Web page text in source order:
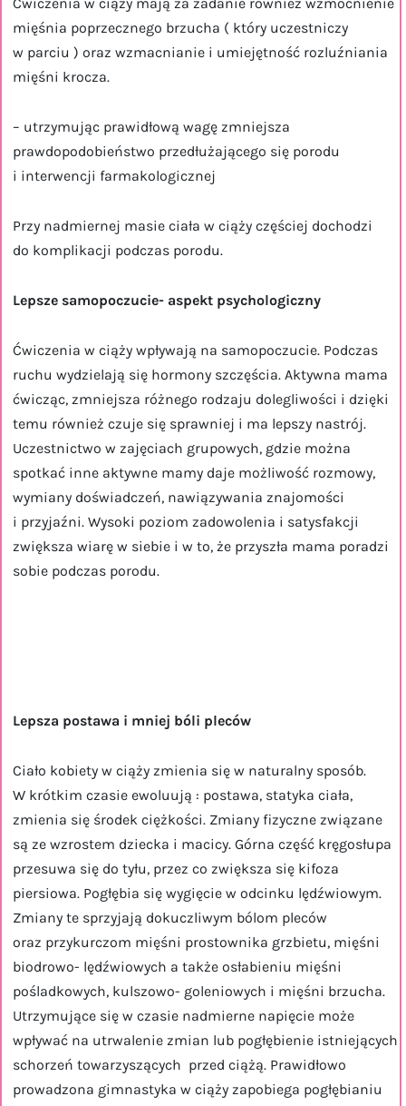
mięśnia poprzecznego brzucha ( który uczestniczy
w parciu ) oraz wzmacnianie i umiejętność rozluźniania
mięśni krocza.
– utrzymując prawidłową wagę zmniejsza
prawdopodobieństwo przedłużającego się porodu
i interwencji farmakologicznej
Przy nadmiernej masie ciała w ciąży częściej dochodzi
do komplikacji podczas porodu.
Lepsze samopoczucie- aspekt psychologiczny
Ćwiczenia w ciąży wpływają na samopoczucie. Podczas
ruchu wydzielają się hormony szczęścia. Aktywna mama
ćwicząc, zmniejsza różnego rodzaju dolegliwości i dzięki
temu również czuje się sprawniej i ma lepszy nastrój.
Uczestnictwo w zajęciach grupowych, gdzie można
spotkać inne aktywne mamy daje możliwość rozmowy,
wymiany doświadczeń, nawiązywania znajomości
i przyjaźni. Wysoki poziom zadowolenia i satysfakcji
zwiększa wiarę w siebie i w to, że przyszła mama poradzi
sobie podczas porodu.
Lepsza postawa i mniej bóli pleców
Ciało kobiety w ciąży zmienia się w naturalny sposób.
W krótkim czasie ewoluują : postawa, statyka ciała,
zmienia się środek ciężkości. Zmiany fizyczne związane
są ze wzrostem dziecka i macicy. Górna część kręgosłupa
przesuwa się do tyłu, przez co zwiększa się kifoza
piersiowa. Pogłębia się wygięcie w odcinku lędźwiowym.
Zmiany te sprzyjają dokuczliwym bólom pleców
oraz przykurczom mięśni prostownika grzbietu, mięśni
biodrowo- lędźwiowych a także osłabieniu mięśni
pośladkowych, kulszowo- goleniowych i mięśni brzucha.
Utrzymujące się w czasie nadmierne napięcie może
wpływać na utrwalenie zmian lub pogłębienie istniejących
schorzeń towarzyszących przed ciążą. Prawidłowo
prowadzona gimnastyka w ciąży zapobiega pogłębianiu